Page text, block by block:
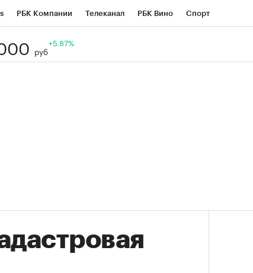
РБК Компании Телеканал РБК Вино Спорт
Национальные проекты
руб
+5.87%